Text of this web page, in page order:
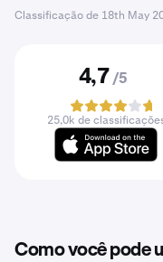
Classificação de 18th May
4,7 /5
25,0k de
Como você pode